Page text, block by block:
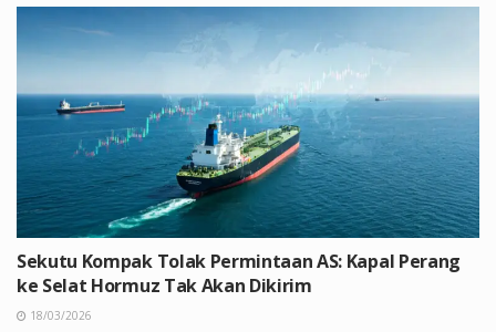
Sekutu Kompak Tolak Permintaan AS: Kapal Perang
ke Selat Hormuz Tak Akan Dikirim
18/03/2026